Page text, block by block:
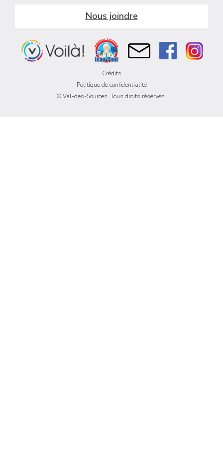
Nous joindre
Crédits
Politique de confidentialité
© Val-des-Sources. Tous droits réservés.